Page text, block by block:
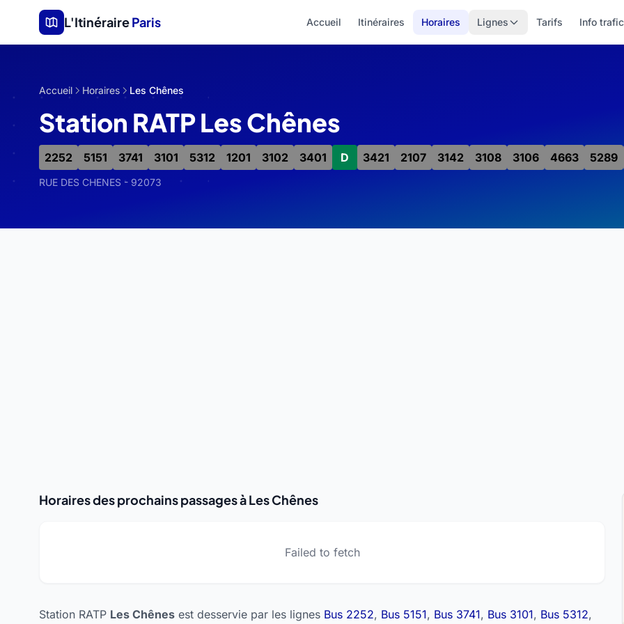
Aller au contenu principal
L'ItinéraireParis Accueil Itinéraires Horaires Lignes Tarifs Info trafic
Accueil Horaires Les Chênes
Station RATP Les Chênes
2252 5151 3741 3101 5312 1201 3102 3401 D 3421 2107 3142 3108 3106 4663 5289
RUE DES CHENES - 92073
Horaires des prochains passages à Les Chênes
Failed to fetch
Station RATP Les Chênes est desservie par les lignes Bus 2252, Bus 5151, Bus 3741, Bus 3101, Bus 5312,